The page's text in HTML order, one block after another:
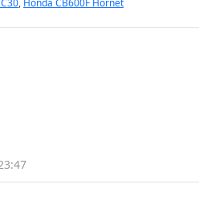
, Honda CB600F Hornet